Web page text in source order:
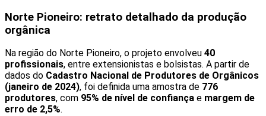
Norte Pioneiro: retrato detalhado da produção
orgânica
Na região do Norte Pioneiro, o projeto envolveu 40
profissionais, entre extensionistas e bolsistas. A partir de
dados do Cadastro Nacional de Produtores de Orgânicos
(janeiro de 2024), foi definida uma amostra de 776
produtores, com 95% de nível de confiança e margem de
erro de 2,5%.